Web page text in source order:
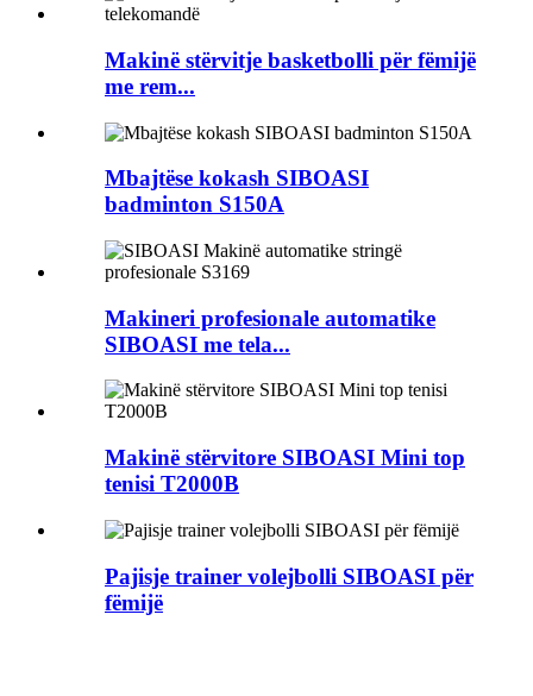
Makinë stërvitje basketbolli për fëmijë
me rem...
Mbajtëse kokash SIBOASI
badminton S150A
Makineri profesionale automatike
SIBOASI me tela...
Makinë stërvitore SIBOASI Mini top
tenisi T2000B
Pajisje trainer volejbolli SIBOASI për
fëmijë